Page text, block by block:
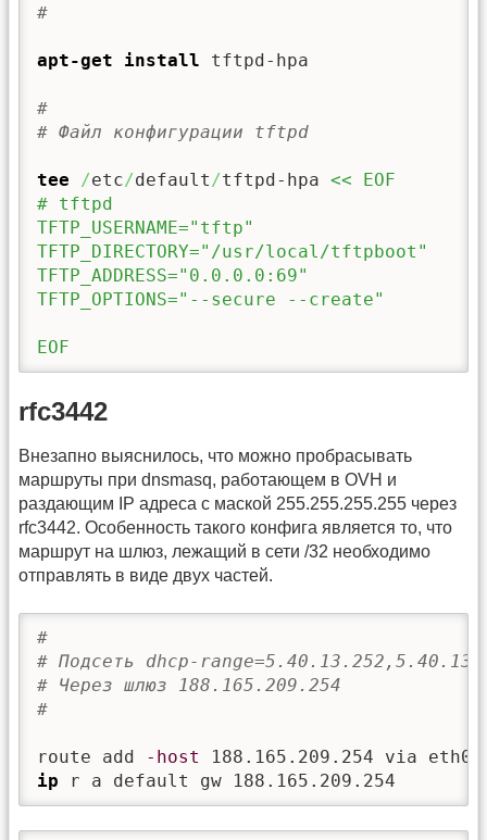
#
apt-get install tftpd-hpa
#
# Файл конфигурации tftpd
tee /etc/default /tftpd-hpa << EOF
# tftpd
TFTP_USERNAME="tftp"
TFTP_DIRECTORY="/usr/local/tftpboot"
TFTP_ADDRESS="0.0.0.0:69"
TFTP_OPTIONS="--secure --create"
EOF
rfc3442
Внезапно выяснилось, что можно пробрасывать
маршруты при dnsmasq, работающем в OVH и
раздающим IP адреса с маской 255.255.255.255 через
rfc3442. Особенность такого конфига является то, что
маршрут на шлюз, лежащий в сети /32 необходимо
отправлять в виде двух частей.
#
# Подсеть dhcp-
# Через шлюз 188.165.209.254
#
route add -host
ip r a default gw 188.165.209.254